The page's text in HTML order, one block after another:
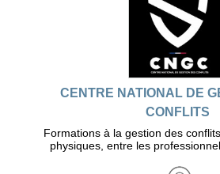
CENTRE NATIONAL DE
CONFLITS
Formations à la gestion des
physiques, entre les